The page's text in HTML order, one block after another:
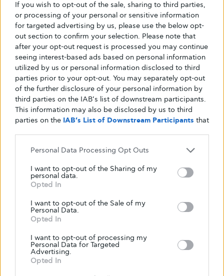
If you wish to opt-out of the sale, sharing to third parties,
or processing of your personal or sensitive information
for targeted advertising by us, please use the below opt-
out section to confirm your selection. Please note that
after your opt-out request is processed you may continue
seeing interest-based ads based on personal information
utilized by us or personal information disclosed to third
parties prior to your opt-out. You may separately opt-out
of the further disclosure of your personal information by
third parties on the IAB’s list of downstream participants.
This information may also be disclosed by us to third
parties on the IAB’s List of Downstream Participants that
Personal Data Processing Opt Outs
I want to opt-out of the Sharing of my
personal data.
Opted In
I want to opt-out of the Sale of my
Personal Data.
Opted In
I want to opt-out of processing my
Personal Data for Targeted
Advertising.
Opted In
άσκηση;
Καθημερινές, εύκολες κινήσεις για να
διατηρήσετε ελαστικότητα και ευλυγισία
featured άσκηση
γυμναστική
Share